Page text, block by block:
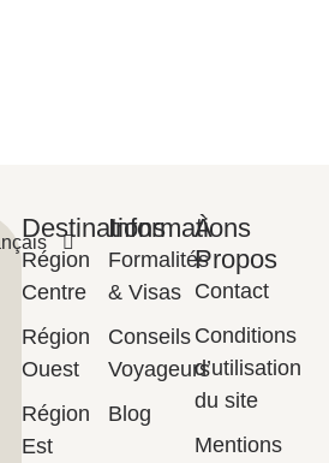
Destinations
Région
Centre
Région
Ouest
Région
Est
Informations
Formalités
& Visas
Conseils
Voyageurs
Blog
À
Propos
Contact
Conditions
d’utilisation
du site
Mentions